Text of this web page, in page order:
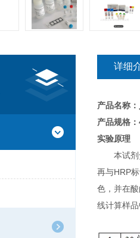
详细
产品名称：
产品规格
实验原理
本试
再与HRP
色，并在
线计算样